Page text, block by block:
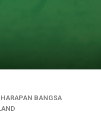
HARAPAN BANGSA